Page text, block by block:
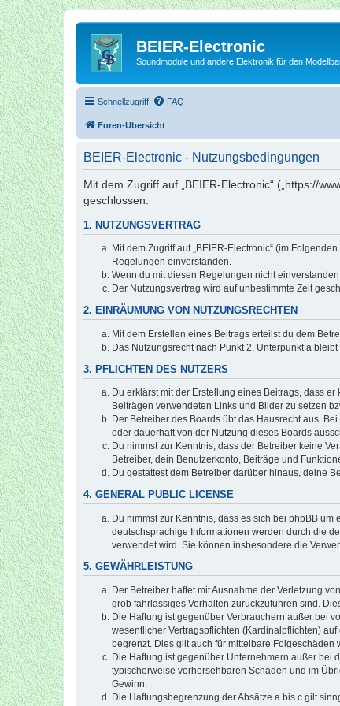
BEIER-Electronic
Soundmodule und andere Elektronik für den
Schnellzugriff FAQ
Foren-Übersicht
BEIER-Electronic - Nutzungsbedingungen
Mit dem Zugriff auf „BEIER-Electronic“ („https://
geschlossen:
1. NUTZUNGSVERTRAG
Mit dem Zugriff auf „BEIER-Electronic“ (im
Regelungen einverstanden.
Wenn du mit diesen Regelungen nicht
Der Nutzungsvertrag wird auf unbestimmte Zeit
2. EINRÄUMUNG VON NUTZUNGSRECHTEN
Mit dem Erstellen eines Beitrags erteilst du dem
Das Nutzungsrecht nach Punkt 2, Unterpunkt a
3. PFLICHTEN DES NUTZERS
Du erklärst mit der Erstellung eines Beitrags, dass
Beiträgen verwendeten Links und Bilder zu setzen
Der Betreiber des Boards übt das Hausrecht aus.
oder dauerhaft von der Nutzung dieses Boards
Du nimmst zur Kenntnis, dass der Betreiber keine
Betreiber, dein Benutzerkonto, Beiträge und
Du gestattest dem Betreiber darüber hinaus, deine
4. GENERAL PUBLIC LICENSE
Du nimmst zur Kenntnis, dass es sich bei phpBB um
deutschsprachige Informationen werden durch die
verwendet wird. Sie können insbesondere die
5. GEWÄHRLEISTUNG
Der Betreiber haftet mit Ausnahme der Verletzung
grob fahrlässiges Verhalten zurückzuführen sind.
Die Haftung ist gegenüber Verbrauchern außer bei
wesentlicher Vertragspflichten (Kardinalpflichten)
begrenzt. Dies gilt auch für mittelbare
Die Haftung ist gegenüber Unternehmern außer bei
typischerweise vorhersehbaren Schäden und im
Gewinn.
Die Haftungsbegrenzung der Absätze a bis c gilt